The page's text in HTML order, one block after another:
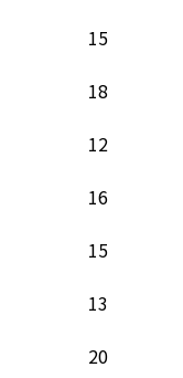
15
18
12
16
15
13
20